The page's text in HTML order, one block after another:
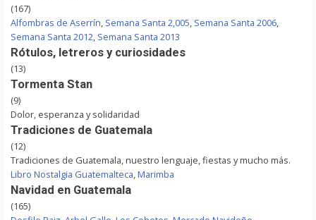
(167)
Alfombras de Aserrín, Semana Santa 2,005, Semana Santa 2006,
Semana Santa 2012, Semana Santa 2013
Rótulos, letreros y curiosidades
(13)
Tormenta Stan
(9)
Dolor, esperanza y solidaridad
Tradiciones de Guatemala
(12)
Tradiciones de Guatemala, nuestro lenguaje, fiestas y mucho más.
Libro Nostalgia Guatemalteca,Marimba
Navidad en Guatemala
(165)